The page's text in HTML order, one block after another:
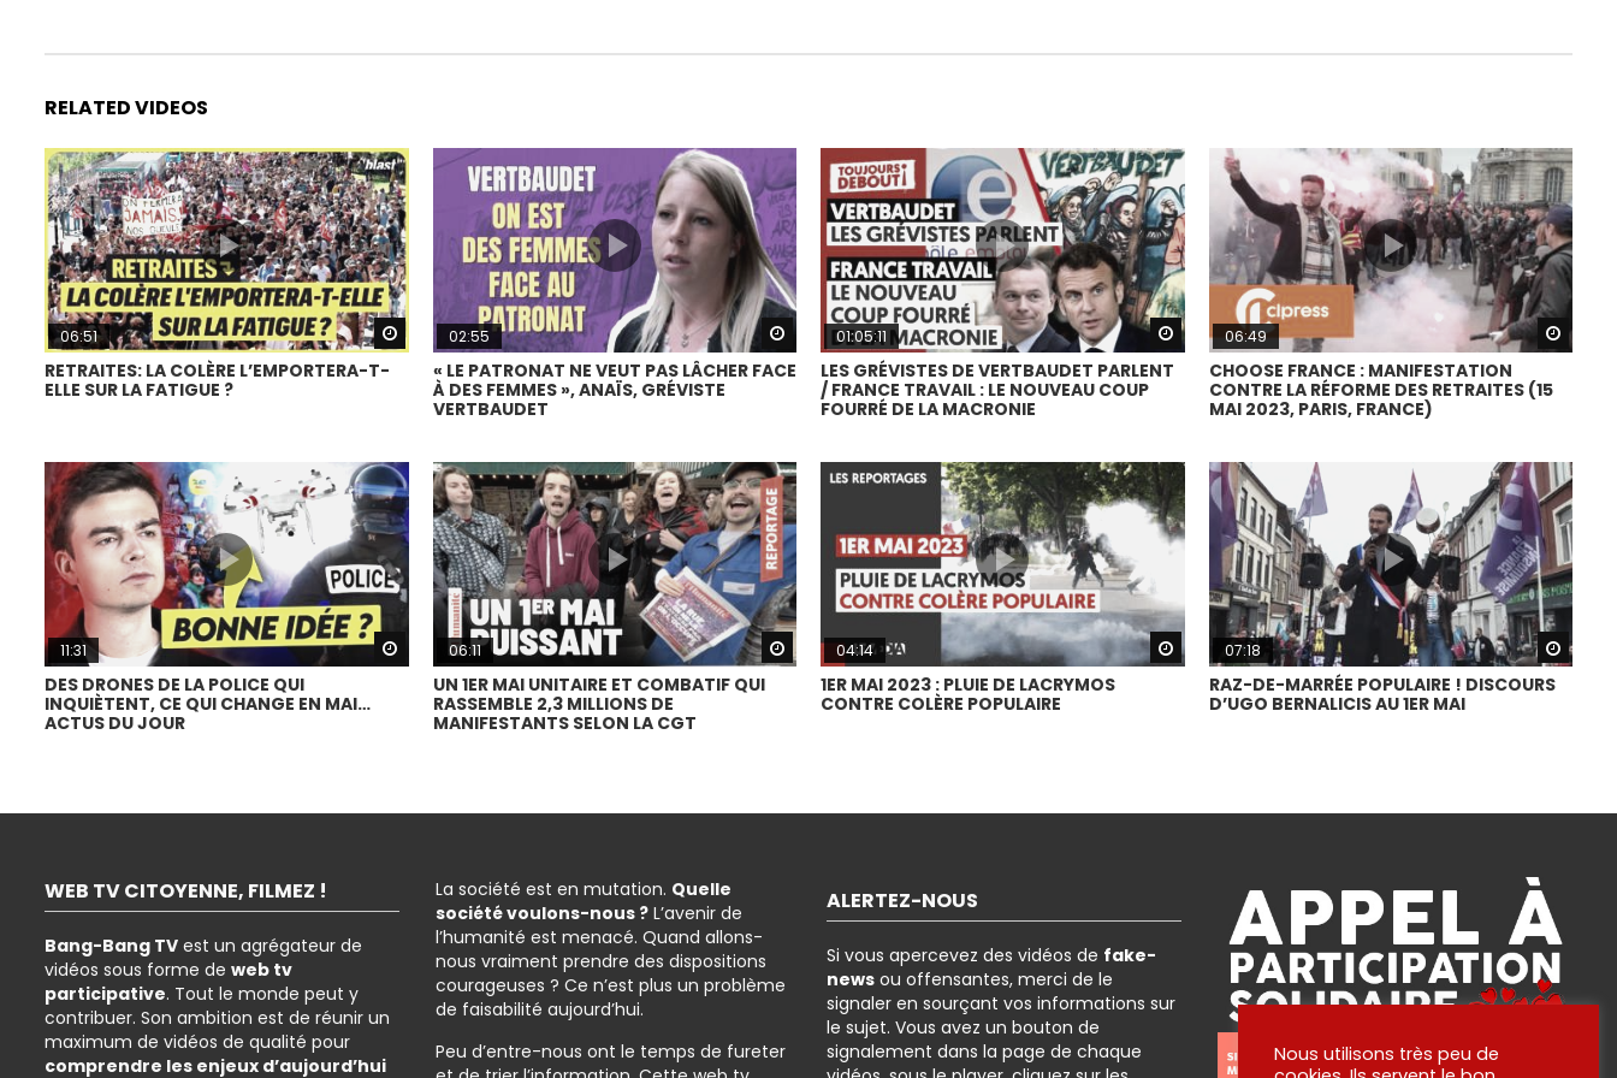
RELATED VIDEOS
Watch Later
06:51
RETRAITES: LA COLÈRE L’EMPORTERA-T-
ELLE SUR LA FATIGUE ?
Watch Later
02:55
« LE PATRONAT NE VEUT PAS LÂCHER FACE
À DES FEMMES », ANAÏS, GRÉVISTE
VERTBAUDET
Watch Later
01:05:11
LES GRÉVISTES DE VERTBAUDET PARLENT
/ FRANCE TRAVAIL : LE NOUVEAU COUP
FOURRÉ DE LA MACRONIE
06:49
CHOOSE FRANCE : MANIFESTATION
CONTRE LA RÉFORME DES RETRAITES (15
MAI 2023, PARIS, FRANCE)
Watch Later
11:31
DES DRONES DE LA POLICE QUI
INQUIÈTENT, CE QUI CHANGE EN MAI…
ACTUS DU JOUR
Watch Later
06:11
UN 1ER MAI UNITAIRE ET COMBATIF QUI
RASSEMBLE 2,3 MILLIONS DE
MANIFESTANTS SELON LA CGT
Watch Later
04:14
1ER MAI 2023 : PLUIE DE LACRYMOS
CONTRE COLÈRE POPULAIRE
07:18
RAZ-DE-MARRÉE POPULAIRE ! DISCOURS
D’UGO BERNALICIS AU 1ER MAI
WEB TV CITOYENNE, FILMEZ !
Bang-Bang TV est un agrégateur de
vidéos sous forme de web tv
participative. Tout le monde peut y
contribuer. Son ambition est de réunir un
maximum de vidéos de qualité pour
comprendre les enjeux d’aujourd’hui
La société est en mutation. Quelle
société voulons-nous ? L’avenir de
l’humanité est menacé. Quand allons-
nous vraiment prendre des dispositions
courageuses ? Ce n’est plus un problème
de faisabilité aujourd’hui.
Peu d’entre-nous ont le temps de fureter
ALERTEZ-NOUS
Si vous apercevez des vidéos de fake-
news ou offensantes, merci de le
signaler en sourçant vos informations sur
le sujet. Vous avez un bouton de
signalement dans la page de chaque
Nous utilisons très peu de